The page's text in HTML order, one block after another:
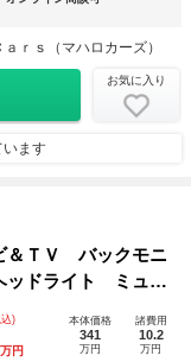
ｒｓ（マハロカーズ）
お気に入り
います
ＴＶ バックモニ
ドライト ミュー
ンオーナー クル
パワーシート スマ
)
万円
本体価格
341
万円
諸費用
10.2
万円